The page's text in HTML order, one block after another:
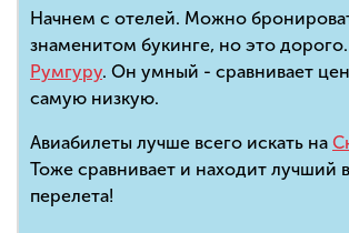
Начнем с отелей. Можно
знаменитом букинге, но это
Румгуру. Он умный - сравнивает
самую низкую.
Авиабилеты лучше всего искать на
Тоже сравнивает и находит лучший
перелета!